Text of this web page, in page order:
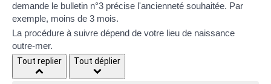
demande le bulletin n°3 précise l'ancienneté souhaitée. Par
exemple, moins de 3 mois.
La procédure à suivre dépend de votre lieu de naissance
outre-mer.
Tout replier Tout déplier